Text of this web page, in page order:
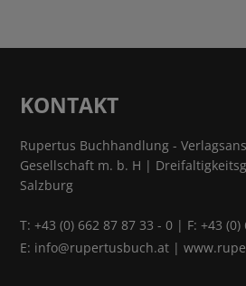
KONTAKT
Rupertus Buchhandlung -
Gesellschaft m. b. H |
Salzburg
T:+43 (0) 662 87 87 33 - 0 | F: +43
E: info@rupertusbuch.at |